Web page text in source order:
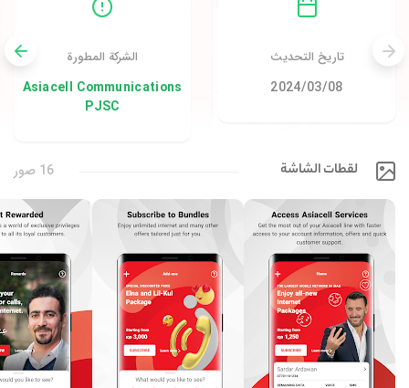
تاريخ التحديث
08‏/03‏/2024
الشركة المطورة
Asiacell Communications
PJSC
لقطات الشاشة 16 صور